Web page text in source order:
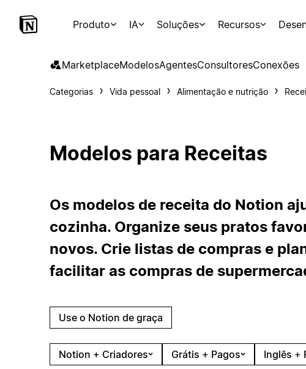
Produto IA Soluções Recursos
MarketplaceModelosAgentesConsultoresConexões
Categorias Vida pessoal Alimentação e nutrição
Modelos para Receitas
Os modelos de receita do Notion
cozinha. Organize seus pratos
novos. Crie listas de compras e
facilitar as compras de
Use o Notion de graça
Notion + Criadores Grátis + Pagos Inglês +